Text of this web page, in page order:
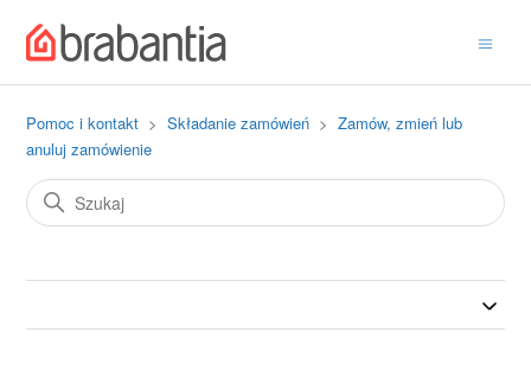
Pomoc i kontakt Składanie zamówień
Zamów, zmień lub
anuluj zamówienie